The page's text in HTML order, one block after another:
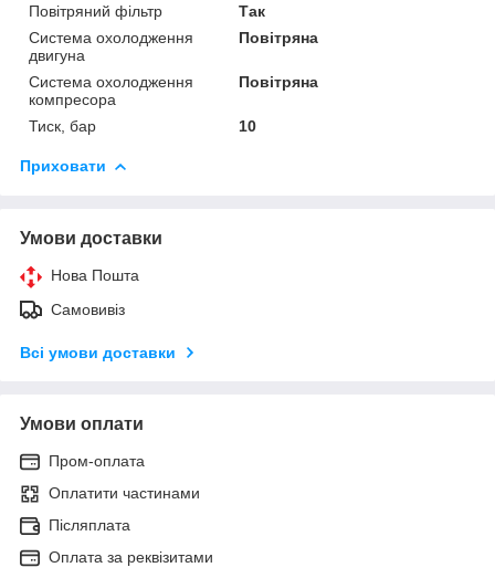
Повітряний фільтр
Так
Система охолодження
двигуна
Повітряна
Система охолодження
компресора
Повітряна
Тиск, бар 10
Приховати
Умови доставки
Нова Пошта
Самовивіз
Всі умови доставки
Умови оплати
Пром-оплата
Оплатити частинами
Післяплата
Оплата за реквізитами